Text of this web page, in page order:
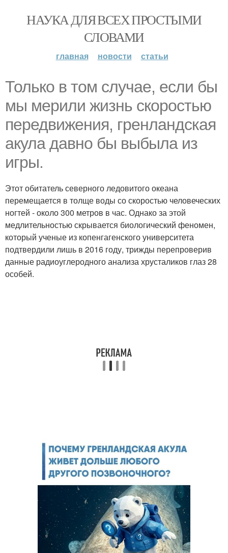
НАУКА ДЛЯ ВСЕХ ПРОСТЫМИ
СЛОВАМИ
главная новости статьи
Только в том случае, если бы
мы мерили жизнь скоростью
передвижения, гренландская
акула давно бы выбыла из
игры.
Этот обитатель северного ледовитого океана
перемещается в толще воды со скоростью человеческих
ногтей - около 300 метров в час. Однако за этой
медлительностью скрывается биологический феномен,
который ученые из копенгагенского университета
подтвердили лишь в 2016 году, трижды перепроверив
данные радиоуглеродного анализа хрусталиков глаз 28
особей.